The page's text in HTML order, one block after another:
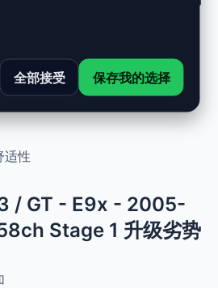
适性
/ GT - E9x - 2005-
Stage 1 升级劣势
全部接受 保存我的选择